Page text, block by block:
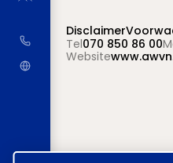
Disclaimer
Tel070 850 86 00
Website